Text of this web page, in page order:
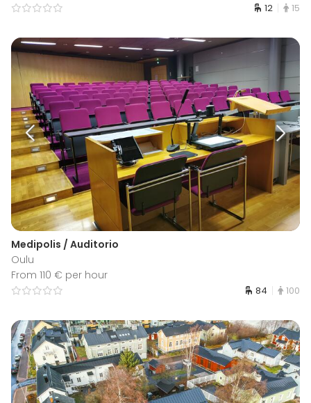
12 15
Medipolis / Auditorio
Oulu
From 110 € per hour
84 100